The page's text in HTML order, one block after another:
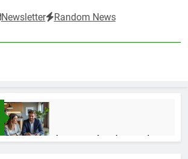
Newsletter Random News
Guide complet pour réussir un achat